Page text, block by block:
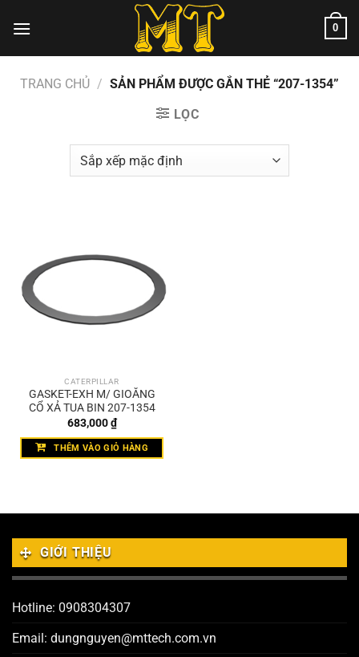
đến
0
TRANG CHỦ / SẢN PHẨM ĐƯỢC GẮN THẺ “207-1354”
LỌC
CATERPILLAR
GASKET-EXH M/ GIOĂNG
CỔ XẢ TUA BIN 207-1354
683,000₫
THÊM VÀO GIỎ HÀNG
GIỚI THIỆU
Hotline: 0908304307
Email: dungnguyen@mttech.com.vn